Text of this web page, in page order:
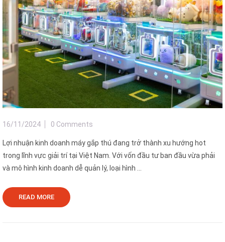
16/11/2024 0 Comments
Lợi nhuận kinh doanh máy gắp thú đang trở thành xu hướng hot
trong lĩnh vực giải trí tại Việt Nam. Với vốn đầu tư ban đầu vừa phải
và mô hình kinh doanh dễ quản lý, loại hình ...
READ MORE